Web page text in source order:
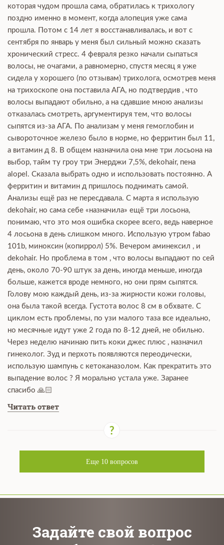
которая чудом прошла сама, обратилась к трихологу
поздно именно в момент, когда алопеция уже сама
прошла. Потом с 14 лет я восстанавливалась, и вот с
сентября по январь у меня был сильный можно сказать
хронический стресс. 4 февраля резко начали сыпаться
волосы, не очагами, а равномерно, спустя месяц я уже
сидела у хорошего (по отзывам) трихолога, осмотрев меня
на трихоскопе она поставила АГА, но подтвердив , что
волосы выпадают обильно, а на сдавшие мною анализы
отказалась смотреть, аргументируя тем, что волосы
сыпятся из-за АГА. По анализам у меня гемоглобин и
сывороточное железо было в норме, но ферритин был 11,
а витамин д 8. В общем назначила она мне три лосьона на
выбор, тайм ту гроу три Энерджи 7,5%, dekohair, пена
alopel. Сказала выбрать одно и использовать постоянно. А
ферритин и витамин д пришлось поднимать самой.
Анализы ещё раз не пересдавала. С марта я использую
dekohair, но сама себе «назначила» ещё три лосьона,
понимаю, что это моя ошибка скорее всего, ведь наверное
4 лосьона в день слишком много. Использую утром fabao
101b, миноксин (копиррол) 5%. Вечером аминексил , и
dekohair. Но проблема в том , что волосы выпадают по сей
день, около 70-90 штук за день, иногда меньше, иногда
больше, кажется вроде немного, но они прям сыпятся.
Голову мою каждый день, из-за жирности кожи головы,
она была такой всегда. Густота волос 8 см в обхвате. С
циклом есть проблемы, по узи малого таза все идеально,
но месячные идут уже 2 года по 8-12 дней, не обильно.
Через неделю начинаю пить коки джес плюс , назначил
гинеколог. Зуд и перхоть появляются переодически,
использую шампунь с кетоканазолом. Как прекратить это
выпадение волос ? Я морально устала уже. Заранее
спасибо 🙏🏻
Читать ответ
Еще 10 вопросов
Задайте свой вопрос